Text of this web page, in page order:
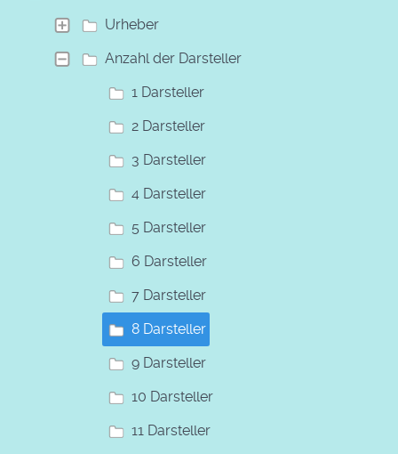
Urheber
Anzahl der Darsteller
1 Darsteller
2 Darsteller
3 Darsteller
4 Darsteller
5 Darsteller
6 Darsteller
7 Darsteller
8 Darsteller
9 Darsteller
10 Darsteller
11 Darsteller